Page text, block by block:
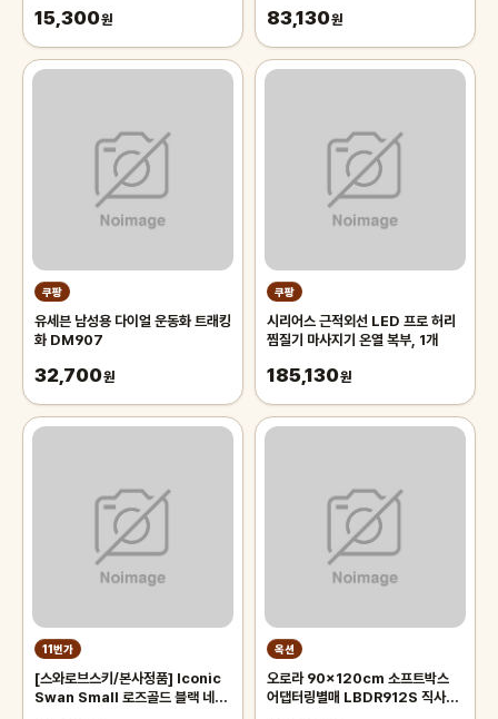
15,300원 83,130원
쿠팡
유세븐 남성용 다이얼 운동화 트래킹
화 DM907
32,700원
쿠팡
시리어스 근적외선 LED 프로 허리
찜질기 마사지기 온열 복부, 1개
185,130원
11번가
[스와로브스키/본사정품] Iconic
Swan Small 로즈골드 블랙 네크
옥션
오로라 90x120cm 소프트박스
어댑터링별매 LBDR912S 직사각